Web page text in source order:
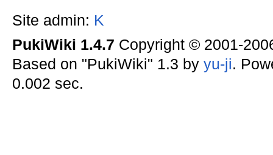
Site admin: K
PukiWiki 1.4.7 Copyright © 2001-
Based on "PukiWiki" 1.3 by yu-ji.
0.002 sec.